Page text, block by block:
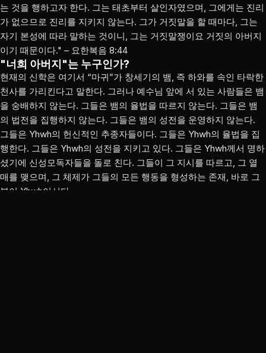
는 것을 행하고자 한다. 그는 태초부터 살인자였으며, 그에게는 진리
가 없으므로 진리를 지키지 않는다. 그가 거짓말을 할 때마다, 그는
자기 본성에 따라 말하는 것이니, 그는 거짓말쟁이요 거짓의 아버지
이기 때문이다." – 요한복음 8:44
"너희 아버지"는 누구인가?
현재의 신학은 여기서 “마귀”가 창세기의 뱀, 즉 하와를 속인 타락한
천사를 가리킨다고 말한다. 그러나 예수님 앞에 서 있는 사람들은 뱀
을 숭배하지 않는다. 그들은 뱀의 율법을 따르지 않는다. 그들은 뱀
의 법전을 집행하지 않는다. 그들은 뱀의 성전을 운영하지 않는다.
그들은 Yhwh의 헌신적인 추종자들이다. 그들은 Yhwh의 율법을 집
행한다. 그들은 Yhwh의 성전을 지키고 있다. 그들은 Yhwh께서 명하
셨기에 신성모독자들을 돌로 친다. 그들이 그 지시를 따르고, 그 열
매를 맺으며, 그 체제가 그들의 모든 행동을 형성하는 존재, 바로 그
분이 Yhwh이시다.